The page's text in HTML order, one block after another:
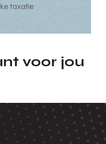
taxatie
voor jou